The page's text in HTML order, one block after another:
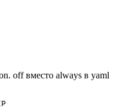
off вместо always в yaml